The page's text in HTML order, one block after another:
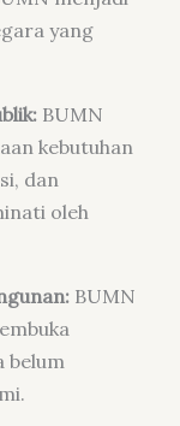
yang
BUMN
kebutuhan
dan
oleh
BUMN
belum